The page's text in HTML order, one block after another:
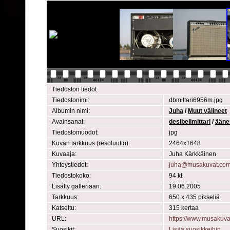
Tiedoston tiedot
Tiedostonimi:
dbmittari6956m.jpg
Albumin nimi:
Juha / Muut välineet
Avainsanat:
desibelimittari /
Tiedostomuodot:
jpg
Kuvan tarkkuus (resoluutio):
2464x1648
Kuvaaja:
Juha Kärkkäinen
Yhteystiedot:
Tiedostokoko:
94 kt
Lisätty galleriaan:
19.06.2005
Tarkkuus:
650 x 435 pikseliä
Katseltu:
315 kertaa
URL:
https://